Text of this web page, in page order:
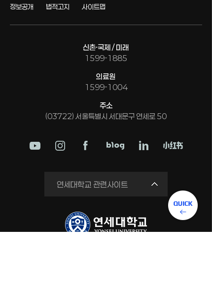
정보공개
법적고지 사이트맵
신촌·국제 / 미래
1599-1885
의료원
1599-1004
주소
(03722) 서울특별시 서대문구 연세로 50
연세대학교 관련사이트
학교법인
세브란스병원
강남세브란스병원